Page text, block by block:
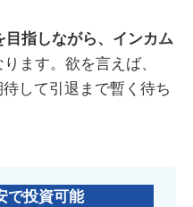
目指しながら、インカム
ります。欲を言えば、
して引退まで暫く待ち
で投資可能